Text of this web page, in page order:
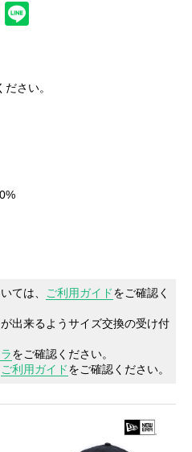
る
さい。
ては、 ご利用ガイドをご確認く
出来るようサイズ交換の受け付
をご確認ください。
ご利用ガイドをご確認ください。